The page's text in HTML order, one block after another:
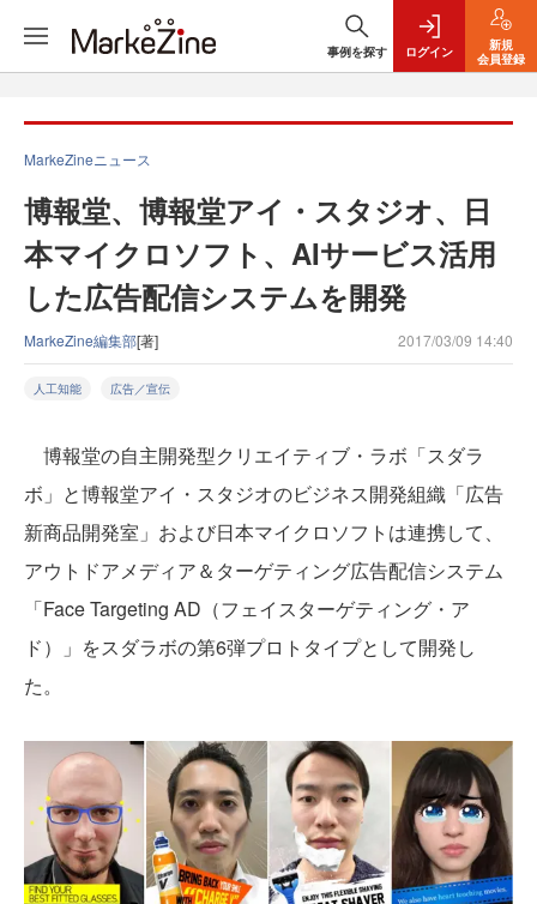
事例を探す ログイン
新規
会員登録
MarkeZineニュース
博報堂、博報堂アイ・スタジオ、日
本マイクロソフト、AIサービス活用
した広告配信システムを開発
MarkeZine編集部[著] 2017/03/09 14:40
人工知能 広告／宣伝
博報堂の自主開発型クリエイティブ・ラボ「スダラ
ボ」と博報堂アイ・スタジオのビジネス開発組織「広告
新商品開発室」および日本マイクロソフトは連携して、
アウトドアメディア＆ターゲティング広告配信システム
「Face Targeting AD（フェイスターゲティング・ア
ド）」をスダラボの第6弾プロトタイプとして開発し
た。